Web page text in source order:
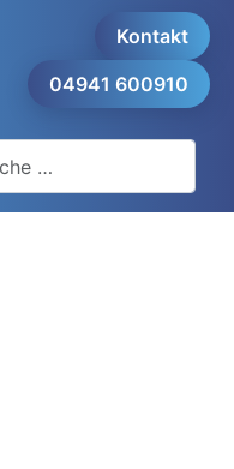
Kontakt
04941 600910